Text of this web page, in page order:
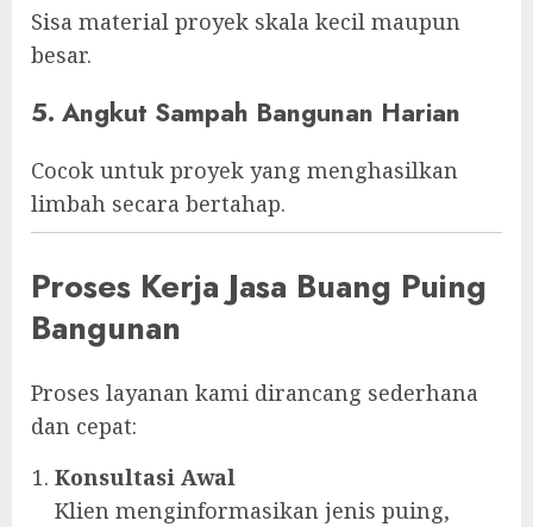
Sisa material proyek skala kecil maupun
besar.
5. Angkut Sampah Bangunan Harian
Cocok untuk proyek yang menghasilkan
limbah secara bertahap.
Proses Kerja Jasa Buang Puing
Bangunan
Proses layanan kami dirancang sederhana
dan cepat:
Konsultasi Awal
Klien menginformasikan jenis puing,